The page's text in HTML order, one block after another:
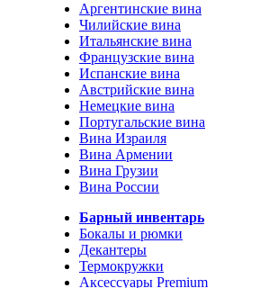
Аргентинские вина
Чилийские вина
Итальянские вина
Французские вина
Испанские вина
Австрийские вина
Немецкие вина
Португальские вина
Вина Израиля
Вина Армении
Вина Грузии
Вина России
Барный инвентарь
Бокалы и рюмки
Декантеры
Термокружки
Аксессуары Premium